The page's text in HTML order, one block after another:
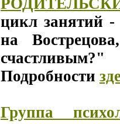
цикл занятий -
на
Подробности
Группа